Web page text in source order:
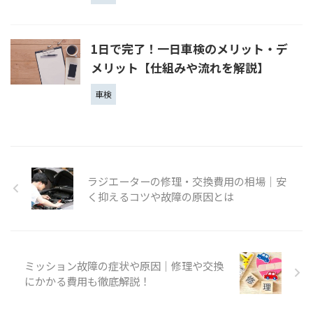
1日で完了！一日車検のメリット・デ
メリット【仕組みや流れを解説】
車検
ラジエーターの修理・交換費用の相場│安
く抑えるコツや故障の原因とは
ミッション故障の症状や原因│修理や交換
にかかる費用も徹底解説！